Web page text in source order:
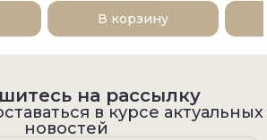
В корзину
на рассылку
в курсе актуальных
новостей